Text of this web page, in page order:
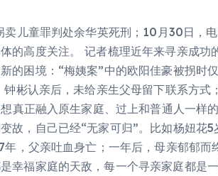
儿童罪判处余华英死刑；10月30日，
的高度关注。 记者梳理近年来寻亲成功
的困境：“梅姨案”中的欧阳佳豪被拐时
彬认亲后，未给亲生父母留下联系方式
真正融入原生家庭、过上和普通人一样
故，自己已经“无家可归”。比如杨妞花
，父亲吐血身亡；一年后，母亲郁郁而
幸福家庭的天敌，每一个寻亲家庭都是